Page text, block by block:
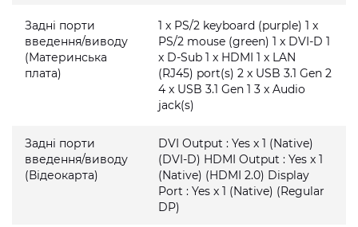
Задні порти
введення/виводу
(Материнська
плата)
1 x PS/2 keyboard (purple) 1 x
PS/2 mouse (green) 1 x DVI-D 1
x D-Sub 1 x HDMI 1 x LAN
(RJ45) port(s) 2 x USB 3.1 Gen 2
4 x USB 3.1 Gen 1 3 x Audio
jack(s)
Задні порти
введення/виводу
(Відеокарта)
DVI Output : Yes x 1 (Native)
(DVI-D) HDMI Output : Yes x 1
(Native) (HDMI 2.0) Display
Port : Yes x 1 (Native) (Regular
DP)